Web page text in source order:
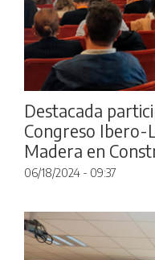
Destacada
Congreso Ibero-
Madera en
06/18/2024 - 09:37